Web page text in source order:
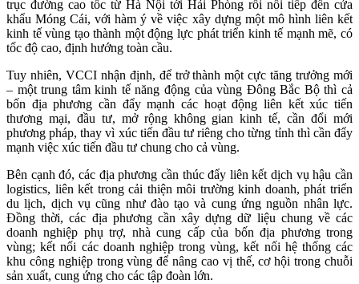
trục đường cao tốc từ Hà Nội tới Hải Phòng rồi nối tiếp đến cửa
khẩu Móng Cái, với hàm ý về việc xây dựng một mô hình liên kết
kinh tế vùng tạo thành một động lực phát triển kinh tế mạnh mẽ, có
tốc độ cao, định hướng toàn cầu.
Tuy nhiên, VCCI nhận định, để trở thành một cực tăng trưởng mới
– một trung tâm kinh tế năng động của vùng Đông Bắc Bộ thì cả
bốn địa phương cần đẩy mạnh các hoạt động liên kết xúc tiến
thương mại, đầu tư, mở rộng không gian kinh tế, cần đổi mới
phương pháp, thay vì xúc tiến đầu tư riêng cho từng tỉnh thì cần đẩy
mạnh việc xúc tiến đầu tư chung cho cả vùng.
Bên cạnh đó, các địa phương cần thúc đẩy liên kết dịch vụ hậu cần
logistics, liên kết trong cải thiện môi trường kinh doanh, phát triển
du lịch, dịch vụ cũng như đào tạo và cung ứng nguồn nhân lực.
Đồng thời, các địa phương cần xây dựng dữ liệu chung về các
doanh nghiệp phụ trợ, nhà cung cấp của bốn địa phương trong
vùng; kết nối các doanh nghiệp trong vùng, kết nối hệ thống các
khu công nghiệp trong vùng để nâng cao vị thế, cơ hội trong chuỗi
sản xuất, cung ứng cho các tập đoàn lớn.